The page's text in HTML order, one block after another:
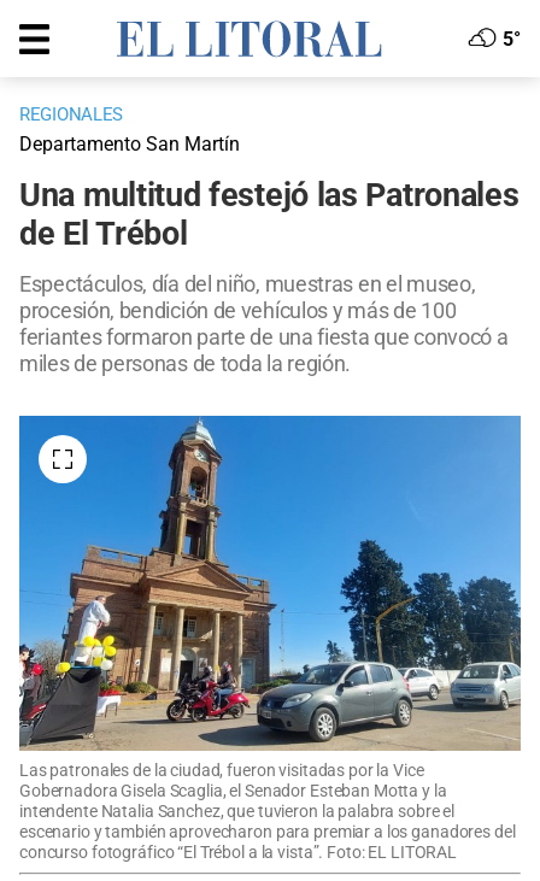
5°
REGIONALES
Departamento San Martín
Una multitud festejó las Patronales
de El Trébol
Espectáculos, día del niño, muestras en el museo,
procesión, bendición de vehículos y más de 100
feriantes formaron parte de una fiesta que convocó a
miles de personas de toda la región.
Las patronales de la ciudad, fueron visitadas por la Vice
Gobernadora Gisela Scaglia, el Senador Esteban Motta y la
intendente Natalia Sanchez, que tuvieron la palabra sobre el
escenario y también aprovecharon para premiar a los ganadores del
concurso fotográfico “El Trébol a la vista”. Foto: EL LITORAL